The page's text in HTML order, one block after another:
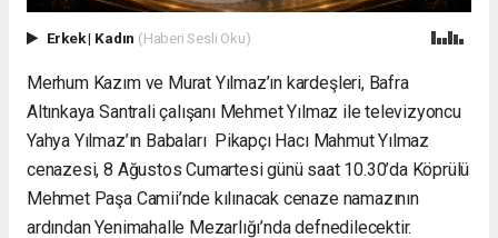
Erkek| Kadın (Haberi Sesli Oku)
Merhum Kazım ve Murat Yılmaz’ın kardeşleri, Bafra
Altınkaya Santrali çalışanı Mehmet Yılmaz ile televizyoncu
Yahya Yılmaz’ın Babaları Pikapçı Hacı Mahmut Yılmaz
cenazesi, 8 Ağustos Cumartesi günü saat 10.30’da Köprülü
Mehmet Paşa Camii’nde kılınacak cenaze namazının
ardından Yenimahalle Mezarlığı’nda defnedilecektir.